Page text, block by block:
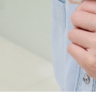
3.完整用戶服務條款
【注意事項】
１．透過由恩沛科
易，需依本服務之
權轉讓予恩沛科技股
２．關於個人資料
https://aftee.tw/
每筆NT$120，滿
付款後7-11取貨
每筆NT$120，滿